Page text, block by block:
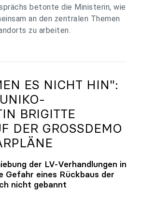
betonte die Ministerin, wie
an den zentralen Themen
zu arbeiten.
uniko-Spitze zum Austausch
ES NICHT HIN":
UNIKO-
BRIGITTE
DER GROSSDEMO G
der LV-Verhandlungen in
Gefahr eines Rückbaus der
nicht gebannt